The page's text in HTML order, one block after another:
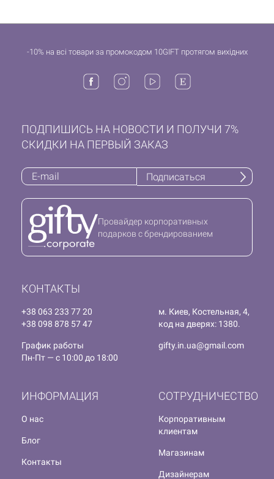
-10% на всі товари за промокодом 10GIFT протягом вихідних
КОНТАКТЫ
+38 063 233 77 20
+38 098 878 57 47
м. Киев, Костельная, 4,
код на дверях: 1380.
График работы
Пн-Пт — с 10:00 до 18:00
gifty.in.ua@gmail.com
СОТРУДНИЧЕСТВО
Корпоративным
клиентам
Магазинам
Дизайнерам
ИНФОРМАЦИЯ
О нас
Блог
Контакты
ПОДПИШИСЬ НА НОВОСТИ И ПОЛУЧИ 7%
СКИДКИ НА ПЕРВЫЙ ЗАКАЗ
Подписаться
Провайдер корпоративных
подарков с брендированием